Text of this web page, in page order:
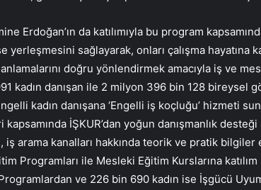
Erdoğan’ın da katılımıyla bu program
yerleşmesini sağlayarak, onları çalışma hayatına
doğru yönlendirmek amacıyla iş ve
kadın danışan ile 2 milyon 396 bin 128 bireysel
kadın danışana ‘Engelli iş koçluğu’ hizmeti
kapsamında İŞKUR’dan yoğun danışmanlık
iş arama kanalları hakkında teorik ve pratik bilgiler
Programları ile Mesleki Eğitim Kurslarına
ve 226 bin 690 kadın ise İşgücü